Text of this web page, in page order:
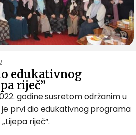
edukativnog
riječ”
godine susretom održanim u
je prvi dio edukativnog programa
riječ“.